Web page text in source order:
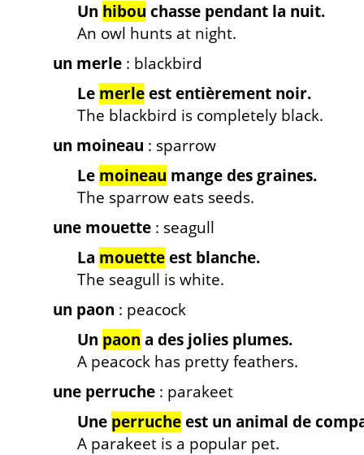
Un hibou chasse pendant la nuit.
An owl hunts at night.
un merle : blackbird
Le merleest entièrement noir.
The blackbird is completely black.
un moineau : sparrow
Le moineau mange des graines.
The sparrow eats seeds.
une mouette : seagull
La mouetteest blanche.
The seagull is white.
un paon : peacock
Un paon a des jolies plumes.
A peacock has pretty feathers.
une perruche : parakeet
Une perrucheest un animal de
A parakeet is a popular pet.